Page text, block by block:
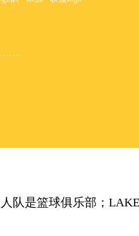
……
队是篮球俱乐部；